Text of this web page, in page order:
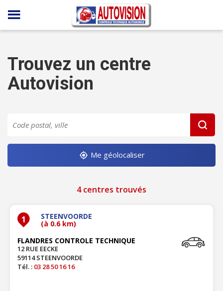
Panneau de gestion des cookies
Trouvez un centre
Autovision
Me géolocaliser
4 centres trouvés
1 STEENVOORDE
(à 0.6 km)
FLANDRES CONTROLE TECHNIQUE
12 RUE EECKE
59114 STEENVOORDE
Tél. : 03 28 50 16 16